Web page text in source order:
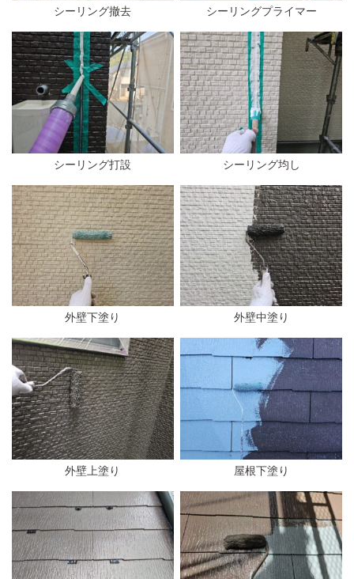
シーリング撤去 シーリングプライマー
シーリング打設 シーリング均し
外壁下塗り 外壁中塗り
外壁上塗り 屋根下塗り